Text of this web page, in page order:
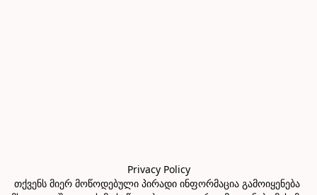
Privacy Policy
თქვენს მიერ მოწოდებული პირადი ინფორმაცია გამოიყენება